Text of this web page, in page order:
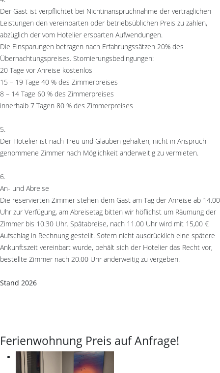
Der Gast ist verpflichtet bei Nichtinanspruchnahme der vertraglichen
Leistungen den vereinbarten oder betriebsüblichen Preis zu zahlen,
abzüglich der vom Hotelier ersparten Aufwendungen.
Die Einsparungen betragen nach Erfahrungssätzen 20% des
Übernachtungspreises. Stornierungsbedingungen:
20 Tage vor Anreise kostenlos
15 – 19 Tage 40 % des Zimmerpreises
8 – 14 Tage 60 % des Zimmerpreises
innerhalb 7 Tagen 80 % des Zimmerpreises
5.
Der Hotelier ist nach Treu und Glauben gehalten, nicht in Anspruch
genommene Zimmer nach Möglichkeit anderweitig zu vermieten.
6.
An- und Abreise
Die reservierten Zimmer stehen dem Gast am Tag der Anreise ab 14.00
Uhr zur Verfügung, am Abreisetag bitten wir höflichst um Räumung der
Zimmer bis 10.30 Uhr. Spätabreise, nach 11.00 Uhr wird mit 15,00 €
Aufschlag in Rechnung gestellt. Sofern nicht ausdrücklich eine spätere
Ankunftszeit vereinbart wurde, behält sich der Hotelier das Recht vor,
bestellte Zimmer nach 20.00 Uhr anderweitig zu vergeben.
Stand 2026
Ferienwohnung Preis auf Anfrage!